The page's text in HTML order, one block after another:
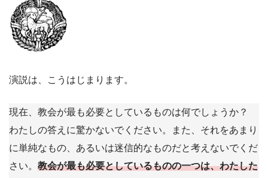
演説は、こうはじまります。
現在、教会が最も必要としているものは何でしょうか？
わたしの答えに驚かないでください。また、それをあまり
に単純なもの、あるいは迷信的なものだと考えないでくだ
さい。 教会が最も必要としているものの一つは、わたした